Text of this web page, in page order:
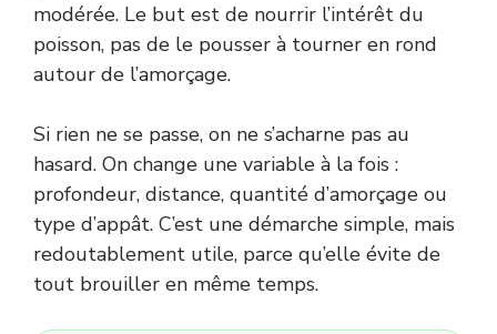
modérée. Le but est de nourrir l’intérêt du
poisson, pas de le pousser à tourner en rond
autour de l’amorçage.
Si rien ne se passe, on ne s’acharne pas au
hasard. On change une variable à la fois :
profondeur, distance, quantité d’amorçage ou
type d’appât. C’est une démarche simple, mais
redoutablement utile, parce qu’elle évite de
tout brouiller en même temps.